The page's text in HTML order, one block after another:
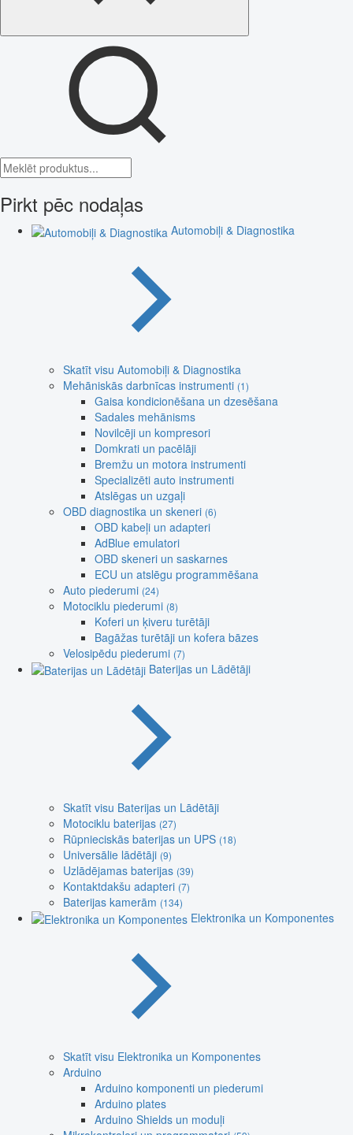
Pirkt pēc nodaļas
Automobiļi & Diagnostika
Skatīt visu Automobiļi & Diagnostika
Mehāniskās darbnīcas instrumenti (1)
Gaisa kondicionēšana un dzesēšana
Sadales mehānisms
Novilcēji un kompresori
Domkrati un pacēlāji
Bremžu un motora instrumenti
Specializēti auto instrumenti
Atslēgas un uzgaļi
OBD diagnostika un skeneri (6)
OBD kabeļi un adapteri
AdBlue emulatori
OBD skeneri un saskarnes
ECU un atslēgu programmēšana
Auto piederumi (24)
Motociklu piederumi (8)
Koferi un ķiveru turētāji
Bagāžas turētāji un kofera bāzes
Velosipēdu piederumi (7)
Baterijas un Lādētāji
Skatīt visu Baterijas un Lādētāji
Motociklu baterijas (27)
Rūpnieciskās baterijas un UPS (18)
Universālie lādētāji (9)
Uzlādējamas baterijas (39)
Kontaktdakšu adapteri (7)
Baterijas kamerām (134)
Elektronika un Komponentes
Skatīt visu Elektronika un Komponentes
Arduino
Arduino komponenti un piederumi
Arduino plates
Arduino Shields un moduļi